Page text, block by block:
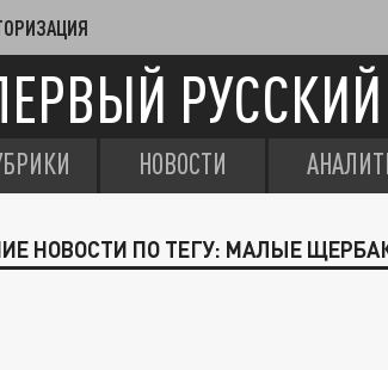
РУССКИЙ
НОВОСТИ
НОВОСТИ ПО ТЕГУ: МАЛЫЕ